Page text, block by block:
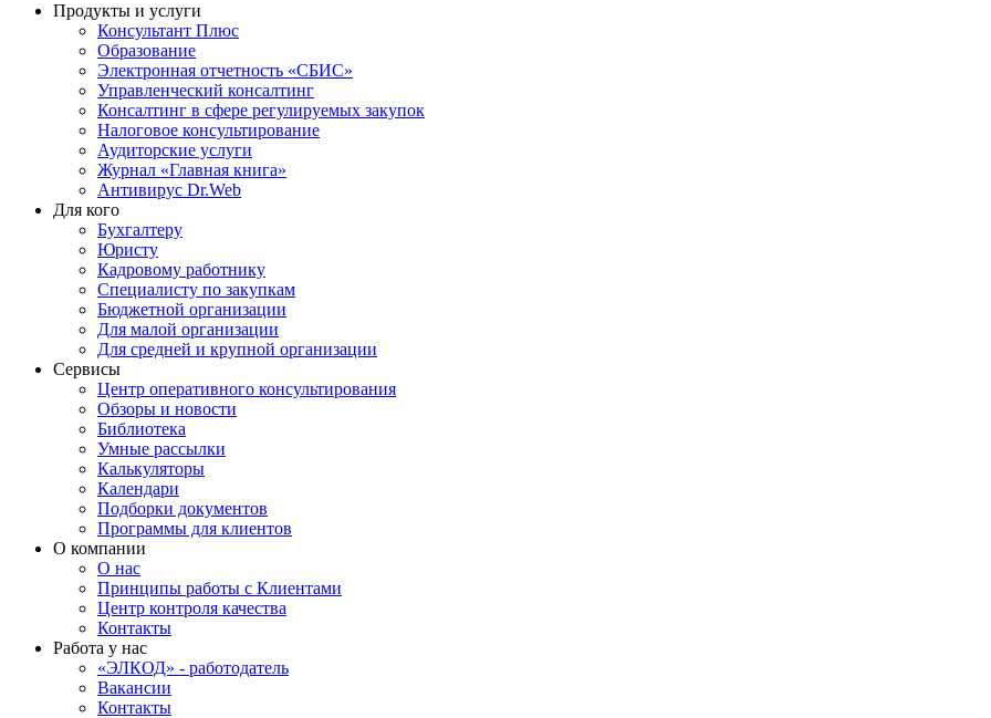
Продукты и услуги
Консультант Плюс
Образование
Электронная отчетность «СБИС»
Управленческий консалтинг
Консалтинг в сфере регулируемых закупок
Налоговое консультирование
Аудиторские услуги
Журнал «Главная книга»
Антивирус Dr.Web
Для кого
Бухгалтеру
Юристу
Кадровому работнику
Специалисту по закупкам
Бюджетной организации
Для малой организации
Для средней и крупной организации
Сервисы
Центр оперативного консультирования
Обзоры и новости
Библиотека
Умные рассылки
Калькуляторы
Календари
Подборки документов
Программы для клиентов
О компании
О нас
Принципы работы с Клиентами
Центр контроля качества
Контакты
Работа у нас
«ЭЛКОД» - работодатель
Вакансии
Контакты